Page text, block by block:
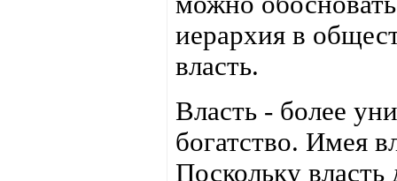
иерархия в
власть.
Власть - более
богатство. Имея
Поскольку власть